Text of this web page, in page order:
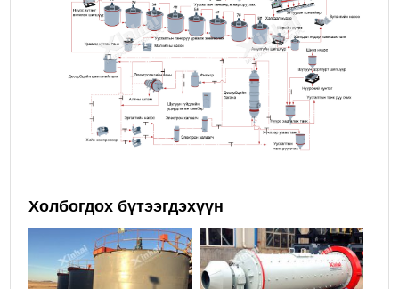
Холбогдох бүтээгдэхүүн